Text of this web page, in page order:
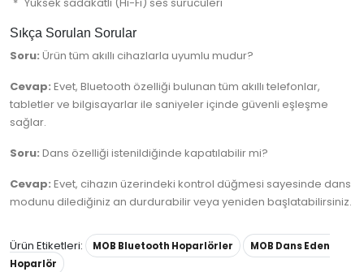
Yüksek sadakatli (Hi-Fi) ses sürücüleri
Sıkça Sorulan Sorular
Soru: Ürün tüm akıllı cihazlarla uyumlu mudur?
Cevap: Evet, Bluetooth özelliği bulunan tüm akıllı telefonlar,
tabletler ve bilgisayarlar ile saniyeler içinde güvenli eşleşme
sağlar.
Soru: Dans özelliği istenildiğinde kapatılabilir mi?
Cevap: Evet, cihazın üzerindeki kontrol düğmesi sayesinde dans
modunu dilediğiniz an durdurabilir veya yeniden başlatabilirsiniz.
Ürün Etiketleri: MOB Bluetooth Hoparlörler
MOB Dans Eden
Hoparlör